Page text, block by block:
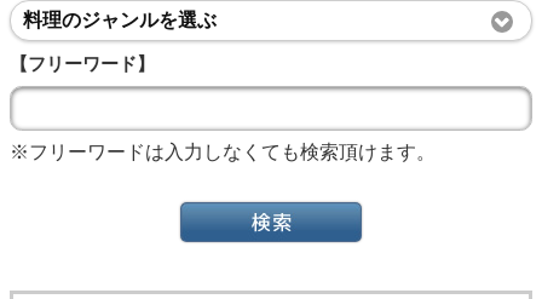
料理のジャンルを選ぶ
【フリーワード】
※フリーワードは入力しなくても検索頂けます。